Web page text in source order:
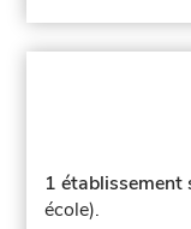
1 établissement
école).